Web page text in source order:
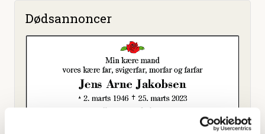
Dødsannoncer